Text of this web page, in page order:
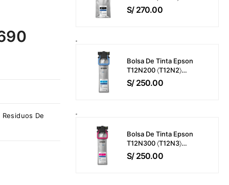
WorkForce Pro EM-
C800 / EP-C800 Color
S/270.00
Bolsa De Tinta Epson
T12N200 〈T12N2〉
WorkForce Pro EM-
C800 / EP-C800 Color
S/250.00
Bolsa De Tinta Epson
T12N300 〈T12N3〉
WorkForce Pro EM-
C800 / EP-C800 Color
S/250.00
De